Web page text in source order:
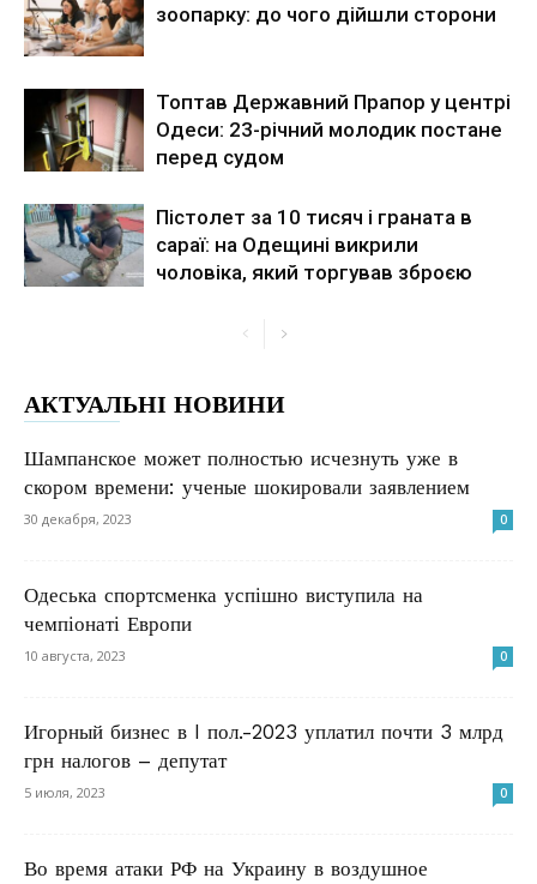
зоопарку: до чого дійшли сторони
Топтав Державний Прапор у центрі
Одеси: 23-річний молодик постане
перед судом
Пістолет за 10 тисяч і граната в
сараї: на Одещині викрили
чоловіка, який торгував зброєю
АКТУАЛЬНІ НОВИНИ
Шампанское может полностью исчезнуть уже в
скором времени: ученые шокировали заявлением
30 декабря, 2023 0
Одеська спортсменка успішно виступила на
чемпіонаті Европи
10 августа, 2023 0
Игорный бизнес в I пол.-2023 уплатил почти 3 млрд
грн налогов – депутат
5 июля, 2023 0
Во время атаки РФ на Украину в воздушное